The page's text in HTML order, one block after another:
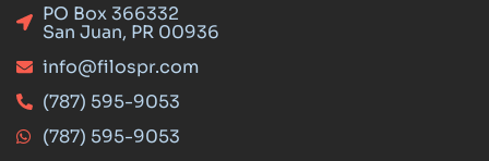
PO Box 366332
San Juan, PR 00936
info@filospr.com
(787) 595-9053
(787) 595-9053